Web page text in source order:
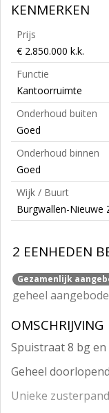
KENMERKEN
Prijs
€ 2.850.000 k.k.
Functie
Kantoorruimte
Onderhoud buiten
Goed
Onderhoud binnen
Goed
Wijk / Buurt
Burgwallen-Nieuwe
2 EENHEDEN
Gezamenlijk
geheel
OMSCHRIJVING
Spuistraat 8 bg en
Geheel
Unieke